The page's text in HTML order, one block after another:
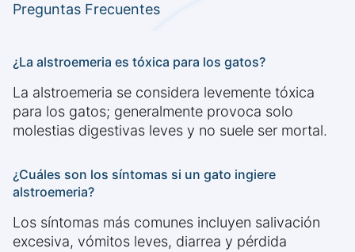
Preguntas Frecuentes
¿La alstroemeria es tóxica para los gatos?
La alstroemeria se considera levemente tóxica
para los gatos; generalmente provoca solo
molestias digestivas leves y no suele ser mortal.
¿Cuáles son los síntomas si un gato ingiere
alstroemeria?
Los síntomas más comunes incluyen salivación
excesiva, vómitos leves, diarrea y pérdida